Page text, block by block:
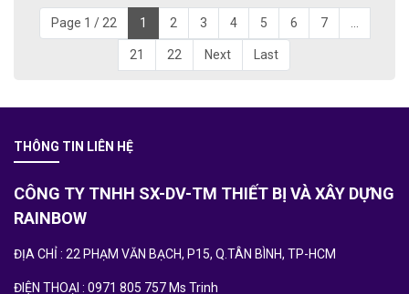
Page 1 / 22 1 2 3 4 5 6 7 ...
21 22 Next Last
THÔNG TIN LIÊN HỆ
CÔNG TY TNHH SX-DV-TM THIẾT BỊ VÀ XÂY DỰNG
RAINBOW
ĐỊA CHỈ : 22 PHẠM VĂN BẠCH, P15, Q.TÂN BÌNH, TP-HCM
ĐIỆN THOẠI : 0971 805 757 Ms Trinh